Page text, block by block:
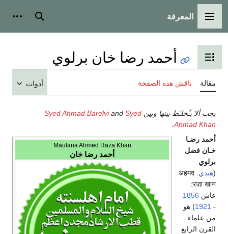
القائمة الرئيسية
المعرفة بحث
تبديل عرض جدول المحتويات
أحمد رضا خان برلوي
مقالة ناقش هذه الصفحة أدوات
يجب ألا يـُخلـَط بينها وبين Syed Ahmad Barelviand Syed
Ahmad Khan
Maulana Ahmed Raza Khan
أحمد رضا خان
أحمد رضـا
خـان فضل
برلوي
(هندي:
अहमद
रज़ा खान؛
عاش 1856
-
1921) هو
من علماء
القرن الرابع